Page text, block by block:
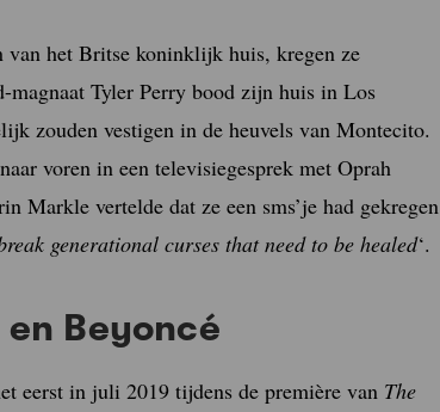
van het Britse koninklijk huis, kregen ze
magnaat Tyler Perry bood zijn huis in Los
zouden vestigen in de heuvels van Montecito.
voren in een televisiegesprek met Oprah
Markle vertelde dat ze een sms’je had gekregen
generational curses that need to be healed‘.
Beyoncé
eerst in juli 2019 tijdens de première van The